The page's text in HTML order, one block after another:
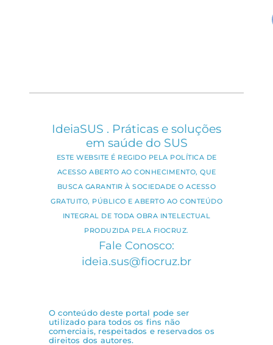
IdeiaSUS . Práticas e soluções
em saúde do SUS
ESTE WEBSITE É REGIDO PELA POLÍTICA DE
ACESSO ABERTO AO CONHECIMENTO, QUE
BUSCA GARANTIR À SOCIEDADE O ACESSO
GRATUITO, PÚBLICO E ABERTO AO CONTEÚDO
INTEGRAL DE TODA OBRA INTELECTUAL
PRODUZIDA PELA FIOCRUZ.
Fale Conosco:
ideia.sus@fiocruz.br
O conteúdo deste portal pode ser
utilizado para todos os fins não
comerciais, respeitados e reservados os
direitos dos autores.